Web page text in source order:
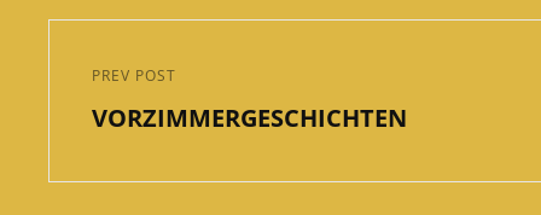
Previous
Post
PREV POST
VORZIMMERGESCHICHTEN